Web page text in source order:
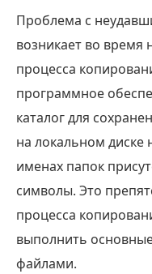
Проблема с
возникает во время
процесса
программное
каталог для
на локальном диске
именах папок
символы. Это
процесса
выполнить
файлами.